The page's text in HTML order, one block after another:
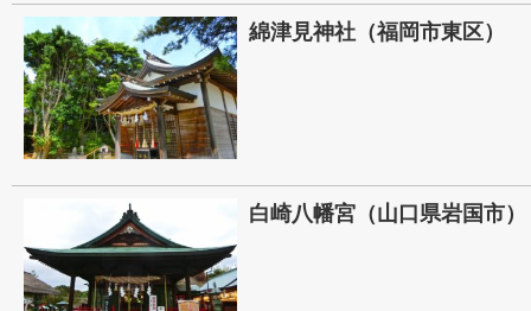
綿津見神社（福岡市東区）
白崎八幡宮（山口県岩国市）